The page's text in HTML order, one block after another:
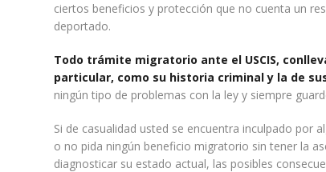
ciertos beneficios y protección que no cuenta un
deportado.
Todo trámite migratorio ante el USCIS,
particular, como su historia criminal y la de
ningún tipo de problemas con la ley y siempre
Si de casualidad usted se encuentra inculpado
o no pida ningún beneficio migratorio sin tener la
diagnosticar su estado actual, las posibles